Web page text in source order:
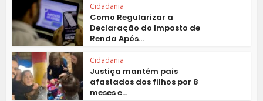
Cidadania
Como Regularizar a
Declaração do Imposto de
Renda Após...
Cidadania
Justiça mantém pais
afastados dos filhos por 8
meses e...